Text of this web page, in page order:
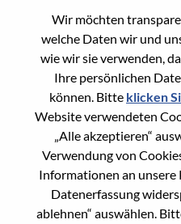
Wir möchten
welche Daten wir und
wie wir sie verwenden,
Ihre persönlichen
können. Bitte klicken
Website verwendeten
„Alle akzeptieren“
Verwendung von
Informationen an unsere
Datenerfassung
ablehnen“ auswählen.
Enter the email
account, then click
We will email you a
password.
E-mail*